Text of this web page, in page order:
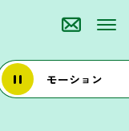
モーション